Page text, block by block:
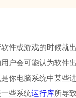
件或游戏的时候就
户会可能认为软件
你电脑系统中某些
些系统运行库所导致